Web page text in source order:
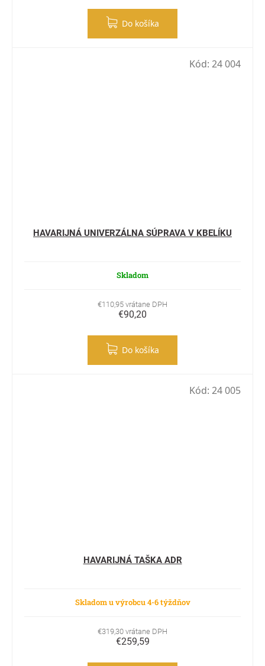
Do košíka
HAVARIJNÁ UNIVERZÁLNA SÚPRAVA V KBELÍKU
Skladom
€110,95 vrátane DPH
€90,20
Do košíka
Kód: 24 004
HAVARIJNÁ TAŠKA ADR
Skladom u výrobcu 4-6 týždňov
€319,30 vrátane DPH
€259,59
Kód: 24 005